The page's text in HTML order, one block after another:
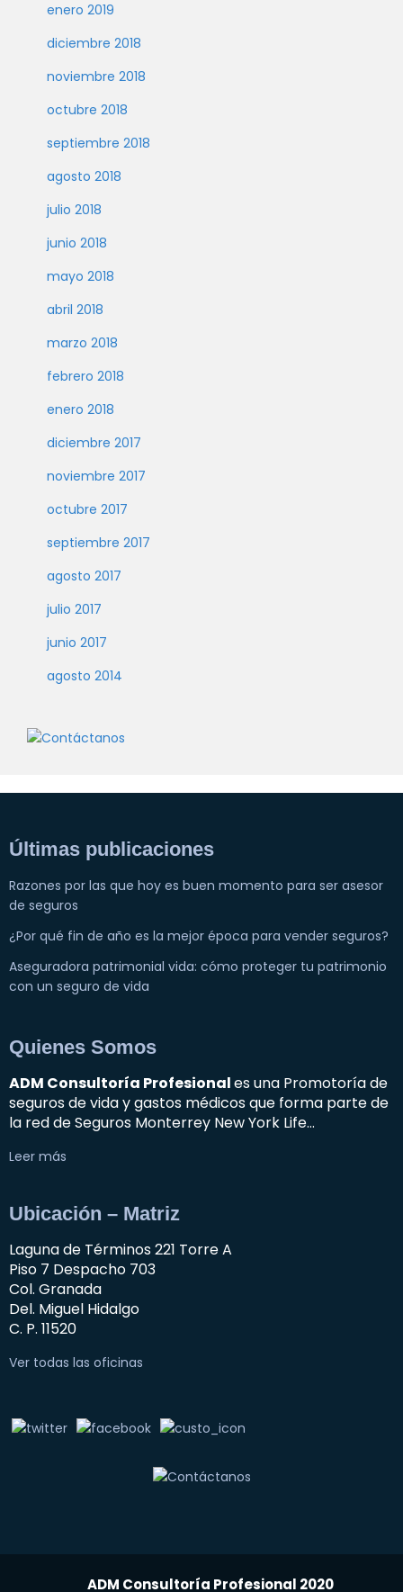
enero 2019
diciembre 2018
noviembre 2018
octubre 2018
septiembre 2018
agosto 2018
julio 2018
junio 2018
mayo 2018
abril 2018
marzo 2018
febrero 2018
enero 2018
diciembre 2017
noviembre 2017
octubre 2017
septiembre 2017
agosto 2017
julio 2017
junio 2017
agosto 2014
Últimas publicaciones
Razones por las que hoy es buen momento para ser asesor
de seguros
¿Por qué fin de año es la mejor época para vender seguros?
Aseguradora patrimonial vida: cómo proteger tu patrimonio
con un seguro de vida
Quienes Somos
ADM Consultoría Profesionales una Promotoría de
seguros de vida y gastos médicos que forma parte de
la red de Seguros Monterrey New York Life…
Leer más
Ubicación – Matriz
Laguna de Términos 221 Torre A
Piso 7 Despacho 703
Col. Granada
Del. Miguel Hidalgo
C. P. 11520
Ver todas las oficinas
ADM Consultoría Profesional 2020